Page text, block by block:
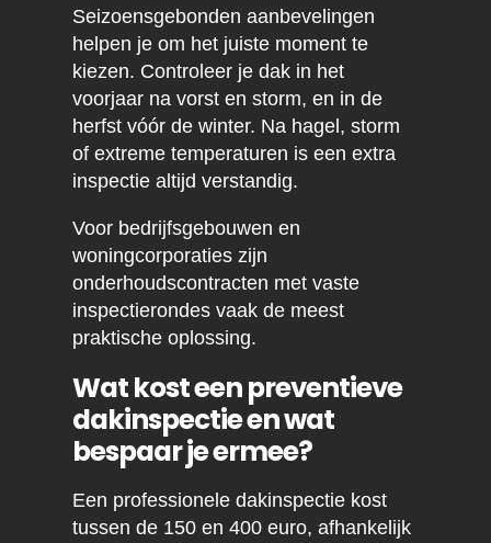
Seizoensgebonden aanbevelingen
helpen je om het juiste moment te
kiezen. Controleer je dak in het
voorjaar na vorst en storm, en in de
herfst vóór de winter. Na hagel, storm
of extreme temperaturen is een extra
inspectie altijd verstandig.
Voor bedrijfsgebouwen en
woningcorporaties zijn
onderhoudscontracten met vaste
inspectierondes vaak de meest
praktische oplossing.
Wat kost een preventieve
dakinspectie en wat
bespaar je ermee?
Een professionele dakinspectie kost
tussen de 150 en 400 euro, afhankelijk